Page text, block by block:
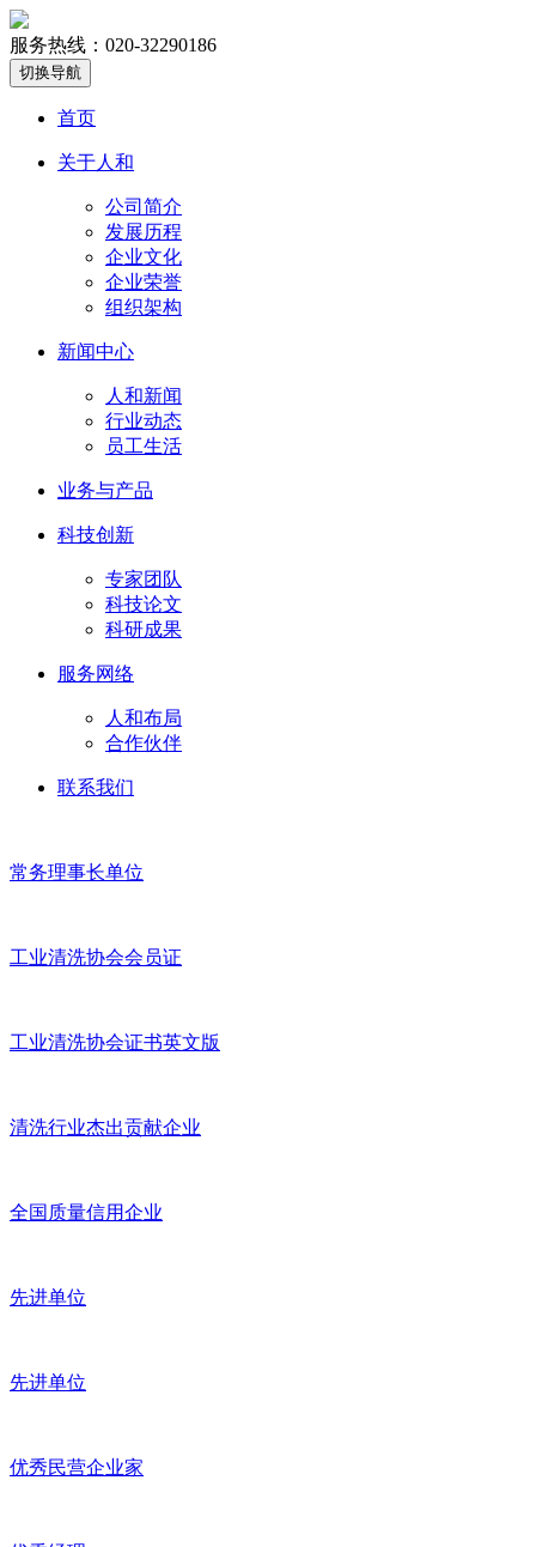
服务热线：020-32290186
切换导航
首页
关于人和
公司简介
发展历程
企业文化
企业荣誉
组织架构
新闻中心
人和新闻
行业动态
员工生活
业务与产品
科技创新
专家团队
科技论文
科研成果
服务网络
人和布局
合作伙伴
联系我们
常务理事长单位
工业清洗协会会员证
工业清洗协会证书英文版
清洗行业杰出贡献企业
全国质量信用企业
先进单位
先进单位
优秀民营企业家